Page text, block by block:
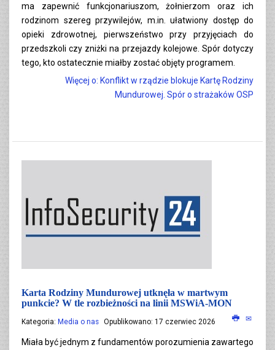
ma zapewnić funkcjonariuszom, żołnierzom oraz ich
rodzinom szereg przywilejów, m.in. ułatwiony dostęp do
opieki zdrowotnej, pierwszeństwo przy przyjęciach do
przedszkoli czy zniżki na przejazdy kolejowe. Spór dotyczy
tego, kto ostatecznie miałby zostać objęty programem.
Więcej o: Konflikt w rządzie blokuje Kartę Rodziny
Mundurowej. Spór o strażaków OSP
Karta Rodziny Mundurowej utknęła w martwym
punkcie? W tle rozbieżności na linii MSWiA-MON
Kategoria: Media o nas Opublikowano: 17 czerwiec 2026
Miała być jednym z fundamentów porozumienia zawartego